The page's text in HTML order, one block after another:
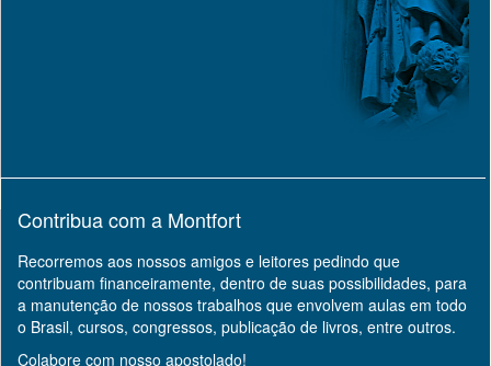
Contribua com a Montfort
Recorremos aos nossos amigos e leitores pedindo que
contribuam financeiramente, dentro de suas possibilidades, para
a manutenção de nossos trabalhos que envolvem aulas em todo
o Brasil, cursos, congressos, publicação de livros, entre outros.
Colabore com nosso apostolado!